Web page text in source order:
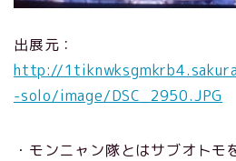
出展元：
http://
-solo/image/DSC_2950.JPG
・モンニャン隊とはサブオトモ